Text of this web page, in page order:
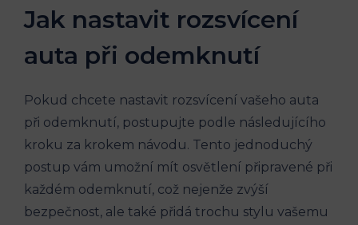
Jak nastavit rozsvícení
auta při odemknutí
Pokud chcete nastavit rozsvícení vašeho auta
při odemknutí, postupujte podle následujícího
kroku za krokem návodu. Tento jednoduchý
postup vám umožní mít osvětlení připravené při
každém odemknutí, což nejenže zvýší
bezpečnost, ale také přidá trochu stylu vašemu